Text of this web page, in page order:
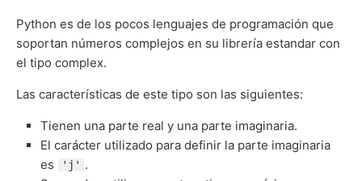
Python es de los pocos lenguajes de programación que
soportan números complejos en su librería estandar con
el tipo complex.
Las características de este tipo son las siguientes:
Tienen una parte real y una parte imaginaria.
El carácter utilizado para definir la parte imaginaria
es
'j' .